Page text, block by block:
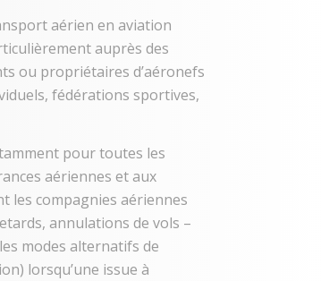
aérien en aviation
auprès des
ou propriétaires d’aéronefs
fédérations sportives,
pour toutes les
aériennes et aux
les compagnies aériennes
annulations de vols –
modes alternatifs de
lorsqu’une issue à